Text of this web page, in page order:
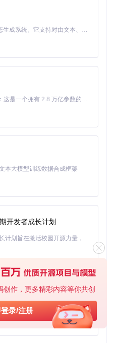
作，更多精彩内容等你共创
录/注册
在线预览），而工具相当于获
析URL中的contentId和conten
技术既不破解系统也不侵犯版
问规则。
一次只能处理一个任务。该工
道高速公路，能同时建立多个
3倍，平均每本500页的教材
确保了工具的广泛适用性。无
脑，还是macOS的学生笔记
运行"特性，就像同一套操作
文教材，她通过工具一次性
版课本。工具自动按"年级-学
本教材井然有序。更重要的
课件，让她的备课效率提升了
长组织教师使用工具批量下
MiniMax H3 是一个通用的全模态生成系统。它支持对由文本、图像、视频和音频组成的多模态上下文进行统一理解，并能生成分辨率高达 2K、时长可达 15 秒的带原生立体声音频的视频。得益于面向任务泛化的系统设计，H3 在预训练阶段就已具备广泛的多模态上下文理解与生成能力，能够出色地执行复杂的多模态指令。
Kimi K3 是Kimi能力最强的模型：这是一个拥有 2.8 万亿参数的混合专家（MoE）模型，具备原生视觉理解能力，并支持 100 万 token 的上下文窗口。
本大模型训练数据合成框架
开发者成长计划
「源启盛夏」暑期校园开发者成长计划旨在激活校园开源力量，通过积分激励、认证扶持、资源倾斜等形式，引导高校组织和开发者完成「入驻 — 建项目 — 做贡献 — 获认证 — 得资源」的完整闭环。无论你是想带领社团入驻平台的组织者，还是希望用代码贡献证明自己的开发者，都能在这里找到属于你的成长路径。
基于Python的Xiaozhi AI，适用于想要完整Xiaozhi体验而无需拥有专用硬件的用户。